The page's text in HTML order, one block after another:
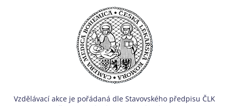
Vzdělávací akce je pořádaná dle Stavovského předpisu ČLK